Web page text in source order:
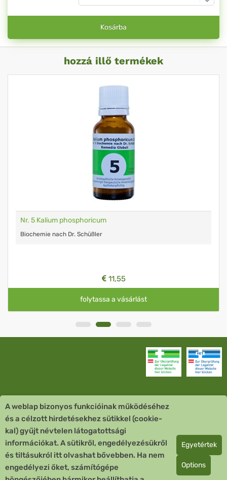
Kosárba
hozzá illő termékek
Nr. 5 Kalium phosphoricum
Biochemie nach Dr. Schüßler
11,55
folytassa a vásárlást
Vevőszolgálat
Quick Links
Fizetési mód
A weblap bizonyos funkcióinak működéséhez
és a célzott hirdetésekhez sütikkel (cookie-
kal) gyűjt névtelen látogatottsági
információkat. A sütikről, engedélyezésükről
és tiltásukról itt olvashat bővebben. Ha nem
engedélyezi őket, számítógépe
Egyetértek
Options